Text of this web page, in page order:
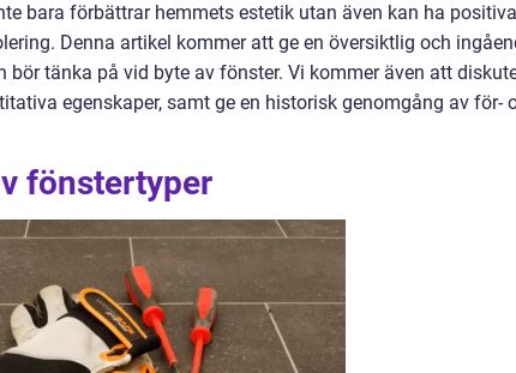
bara förbättrar hemmets estetik utan även kan ha positiva
Denna artikel kommer att ge en översiktlig och
tänka på vid byte av fönster. Vi kommer även att
egenskaper, samt ge en historisk genomgång av för-
fönstertyper